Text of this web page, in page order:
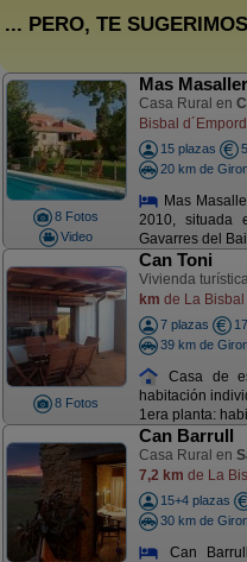
... PERO, TE
8 Fotos
Video
Mas Masaller
Casa Rural en
Bisbal
15 plazas
20 km de
Mas
2010, situada
Gavarres del
8 Fotos
Can Toni
Vivienda
km de La Bisbal
7 plazas
39 km de
Casa de
habitación
1era planta:
Can Barrull
Casa Rural en
7,2 km de La
15+4 plazas
30 km de
Can